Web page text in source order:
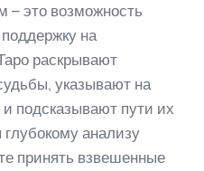
– это возможность
на
раскрывают
указывают на
подсказывают пути их
анализу
принять взвешенные